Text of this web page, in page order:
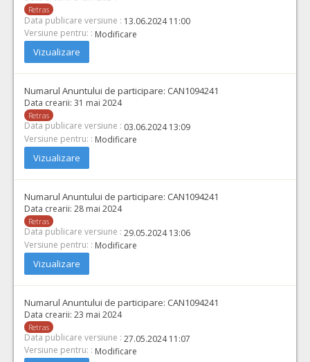
Retras
Data publicare versiune : 13.06.2024 11:00
Versiune pentru: : Modificare
Vizualizare
Numarul Anuntului de participare: CAN1094241
Data crearii: 31 mai 2024
Retras
Data publicare versiune : 03.06.2024 13:09
Versiune pentru: : Modificare
Vizualizare
Numarul Anuntului de participare: CAN1094241
Data crearii: 28 mai 2024
Retras
Data publicare versiune : 29.05.2024 13:06
Versiune pentru: : Modificare
Vizualizare
Numarul Anuntului de participare: CAN1094241
Data crearii: 23 mai 2024
Retras
Data publicare versiune : 27.05.2024 11:07
Versiune pentru: : Modificare